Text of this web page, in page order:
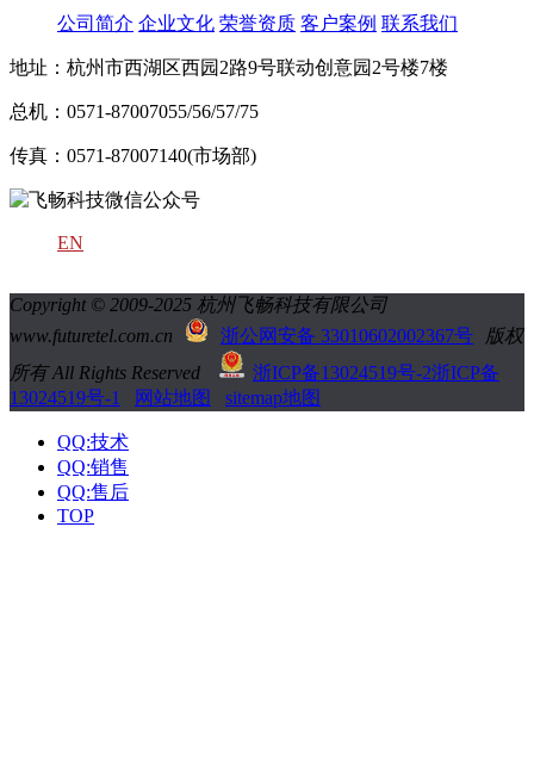
公司简介 企业文化 荣誉资质 客户案例 联系我们
地址：杭州市西湖区西园2路9号联动创意园2号楼7楼
总机：0571-87007055/56/57/75
传真：0571-87007140(市场部)
EN
Copyright © 2009-2025 杭州飞畅科技有限公司
www.futuretel.com.cn
浙公网安备 33010602002367号
版权
所有 All Rights Reserved
浙ICP备13024519号-2浙ICP备
13024519号-1
网站地图 sitemap地图
QQ:技术
QQ:销售
QQ:售后
TOP